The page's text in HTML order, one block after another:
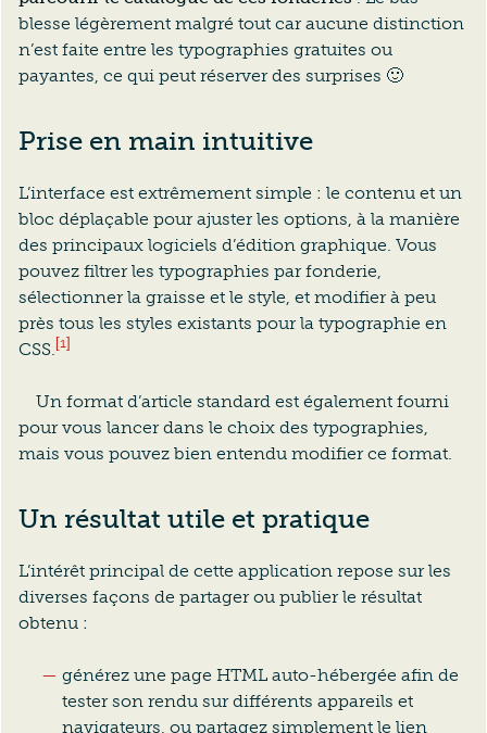
blesse légèrement malgré tout car aucune distinction
n’est faite entre les typographies gratuites ou
payantes, ce qui peut réserver des surprises 🙂
Prise en main intuitive
L’interface est extrêmement simple : le contenu et un
bloc déplaçable pour ajuster les options, à la manière
des principaux logiciels d’édition graphique. Vous
pouvez filtrer les typographies par fonderie,
sélectionner la graisse et le style, et modifier à peu
près tous les styles existants pour la typographie en
CSS. [1]
Un format d’article standard est également fourni
pour vous lancer dans le choix des typographies,
mais vous pouvez bien entendu modifier ce format.
Un résultat utile et pratique
L’intérêt principal de cette application repose sur les
diverses façons de partager ou publier le résultat
obtenu :
générez une page HTML auto-hébergée afin de
tester son rendu sur différents appareils et
navigateurs, ou partagez simplement le lien